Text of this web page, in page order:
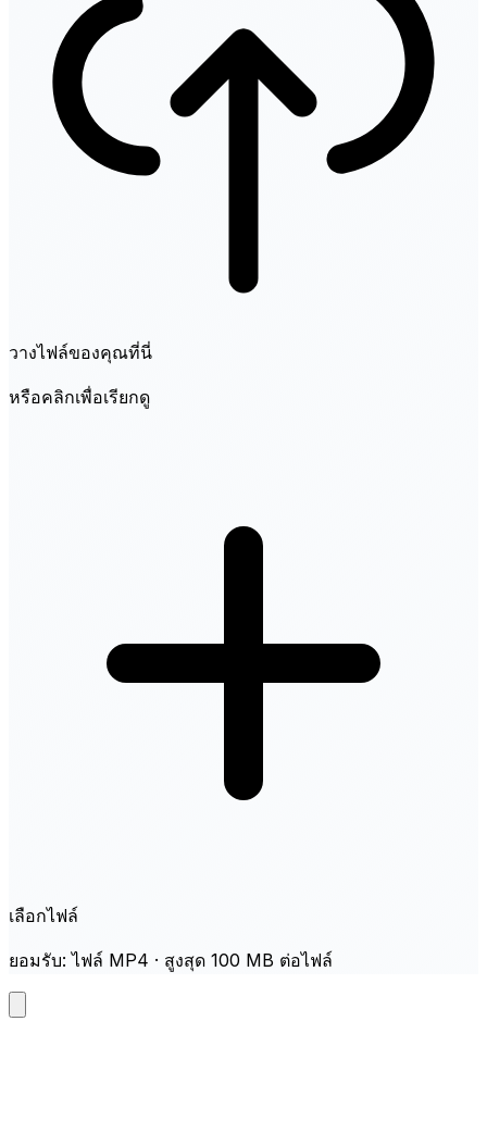
วางไฟล์ของคุณที่นี่
หรือคลิกเพื่อเรียกดู
เลือกไฟล์
ยอมรับ: ไฟล์ MP4 · สูงสุด 100 MB ต่อไฟล์